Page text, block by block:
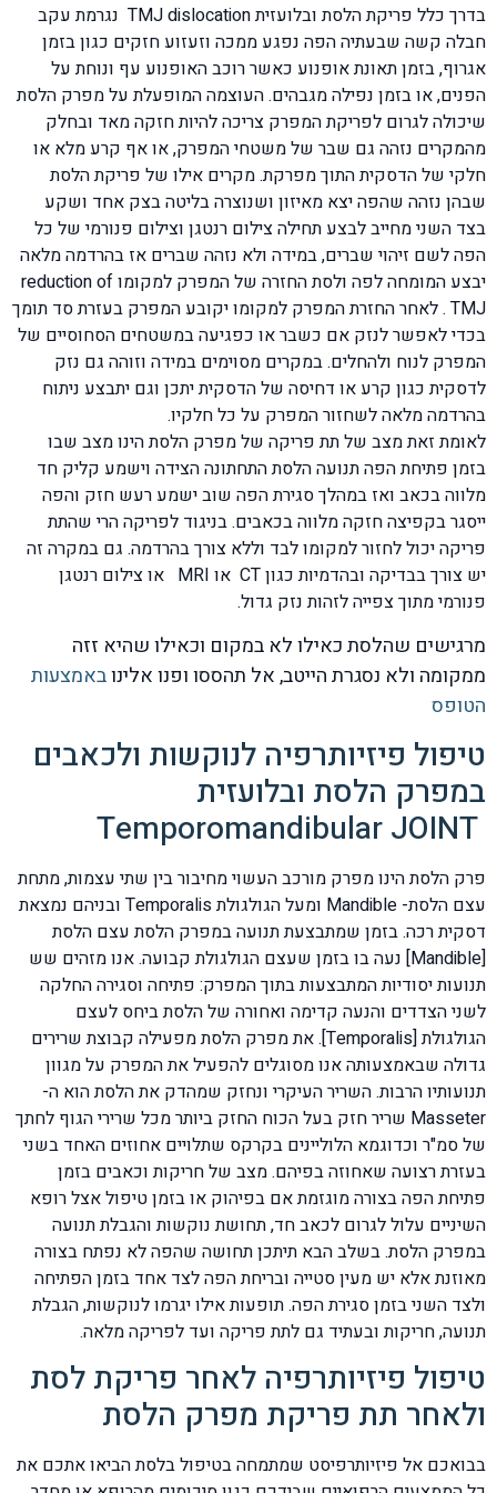
בדרך כלל פריקת הלסת ובלועזית TMJ dislocation נגרמת עקב
חבלה קשה שבעתיה הפה נפגע ממכה וזעזוע חזקים כגון בזמן
אגרוף, בזמן תאונת אופנוע כאשר רוכב האופנוע עף ונוחת על
הפנים, או בזמן נפילה מגבהים. העוצמה המופעלת על מפרק הלסת
שיכולה לגרום לפריקת המפרק צריכה להיות חזקה מאד ובחלק
מהמקרים נזהה גם שבר של משטחי המפרק, או אף קרע מלא או
חלקי של הדסקית התוך מפרקת. מקרים אילו של פריקת הלסת
שבהן נזהה שהפה יצא מאיזון ושנוצרה בליטה בצק אחד ושקע
בצד השני מחייב לבצע תחילה צילום רנטגן וצילום פנורמי של כל
הפה לשם זיהוי שברים, במידה ולא נזהה שברים אז בהרדמה מלאה
יבצע המומחה לפה ולסת החזרה של המפרק למקומו reduction of
TMJ . לאחר החזרת המפרק למקומו יקובע המפרק בעזרת סד תומך
בכדי לאפשר לנזק אם כשבר או כפגיעה במשטחים הסחוסיים של
המפרק לנוח ולהחלים. במקרים מסוימים במידה וזוהה גם נזק
לדסקית כגון קרע או דחיסה של הדסקית יתכן וגם יתבצע ניתוח
בהרדמה מלאה לשחזור המפרק על כל חלקיו.
לאומת זאת מצב של תת פריקה של מפרק הלסת הינו מצב שבו
בזמן פתיחת הפה תנועה הלסת התחתונה הצידה וישמע קליק חד
מלווה בכאב ואז במהלך סגירת הפה שוב ישמע רעש חזק והפה
ייסגר בקפיצה חזקה מלווה בכאבים. בניגוד לפריקה הרי שהתת
פריקה יכול לחזור למקומו לבד וללא צורך בהרדמה. גם במקרה זה
יש צורך בבדיקה ובהדמיות כגון CT או MRI או צילום רנטגן
פנורמי מתוך צפייה לזהות נזק גדול.
מרגישים שהלסת כאילו לא במקום וכאילו שהיא זזה
ממקומה ולא נסגרת הייטב, אל תהססו ופנו אלינובאמצעות
הטופס
טיפול פיזיותרפיה לנוקשות ולכאבים
במפרק הלסת ובלועזית
פרק הלסת הינו מפרק מורכב העשוי מחיבור בין שתי עצמות, מתחת
עצם הלסת- Mandible ומעל הגולגולת Temporalis ובניהם נמצאת
דסקית רכה. בזמן שמתבצעת תנועה במפרק הלסת עצם הלסת
[Mandible] נעה בו בזמן שעצם הגולגולת קבועה. אנו מזהים שש
תנועות יסודיות המתבצעות בתוך המפרק: פתיחה וסגירה החלקה
לשני הצדדים והנעה קדימה ואחורה של הלסת ביחס לעצם
הגולגולת [Temporalis]. את מפרק הלסת מפעילה קבוצת שרירים
גדולה שבאמצעותה אנו מסוגלים להפעיל את המפרק על מגוון
תנועותיו הרבות. השריר העיקרי ונחזק שמהדק את הלסת הוא ה-
Masseter שריר חזק בעל הכוח החזק ביותר מכל שרירי הגוף לחתך
של סמ"ר וכדוגמא הלוליינים בקרקס שתלויים אחוזים האחד בשני
בעזרת רצועה שאחוזה בפיהם. מצב של חריקות וכאבים בזמן
פתיחת הפה בצורה מוגזמת אם בפיהוק או בזמן טיפול אצל רופא
השיניים עלול לגרום לכאב חד, תחושת נוקשות והגבלת תנועה
במפרק הלסת. בשלב הבא תיתכן תחושה שהפה לא נפתח בצורה
מאוזנת אלא יש מעין סטייה ובריחת הפה לצד אחד בזמן הפתיחה
ולצד השני בזמן סגירת הפה. תופעות אילו יגרמו לנוקשות, הגבלת
תנועה, חריקות ובעתיד גם לתת פריקה ועד לפריקה מלאה.
טיפול פיזיותרפיה לאחר פריקת לסת
ולאחר תת פריקת מפרק הלסת
בבואכם אל פיזיותרפיסט שמתמחה בטיפול בלסת הביאו אתכם את